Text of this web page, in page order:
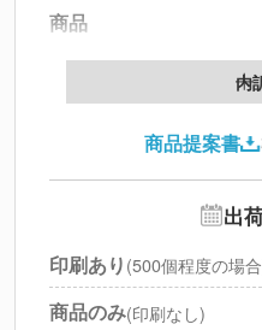
商品
製版代
印刷代
北海道・沖縄・
内
商品提案書
出
印刷あり (500個程度の場
商品のみ(印刷なし)